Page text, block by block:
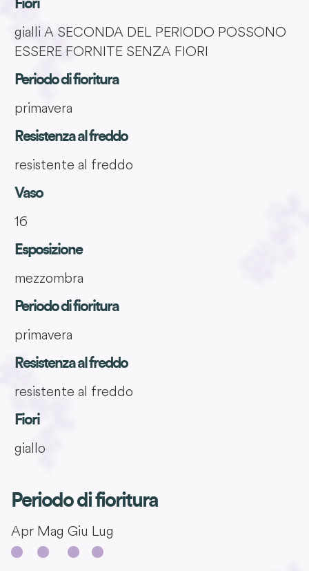
Fiori
gialli A SECONDA DEL PERIODO POSSONO
ESSERE FORNITE SENZA FIORI
Periodo di fioritura
primavera
Resistenza al freddo
resistente al freddo
Vaso
16
Esposizione
mezzombra
Periodo di fioritura
primavera
Resistenza al freddo
resistente al freddo
Fiori
giallo
Periodo di fioritura
Apr Mag Giu Lug